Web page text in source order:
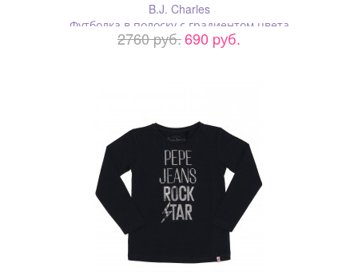
B.J. Charles
Футболка в полоску с градиентом цвета
2760 pуб.690 pуб.